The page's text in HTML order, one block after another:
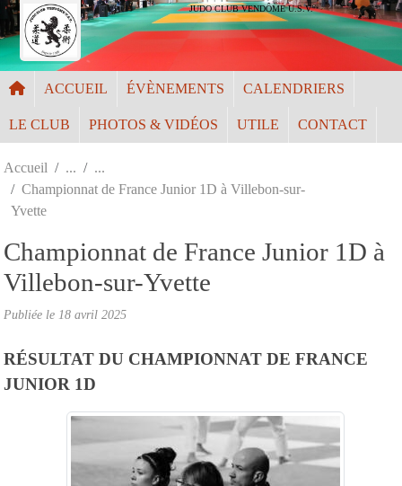
JUDO CLUB VENDÔME U.S.V.
ACCUEIL ÉVÈNEMENTS CALENDRIERS
LE CLUB PHOTOS & VIDÉOS UTILE CONTACT
Accueil
Championnat de France Junior 1D à Villebon-sur-
Yvette
Championnat de France Junior 1D à
Villebon-sur-Yvette
Publiée le 18 avril 2025
RÉSULTAT DU CHAMPIONNAT DE FRANCE
JUNIOR 1D
Panneau de gestion des cookies